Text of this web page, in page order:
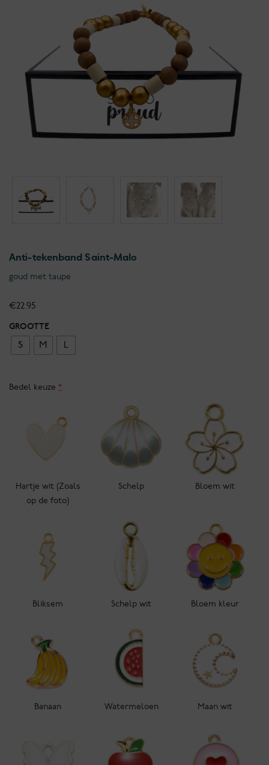
Anti-tekenband Saint-Malo
goud met taupe
€22.95
GROOTTE
S M L
Bedel keuze *
Hartje wit (Zoals
op de foto)
Schelp Bloem wit
Bliksem Schelp wit Bloem kleur
Banaan Watermeloen Maan wit